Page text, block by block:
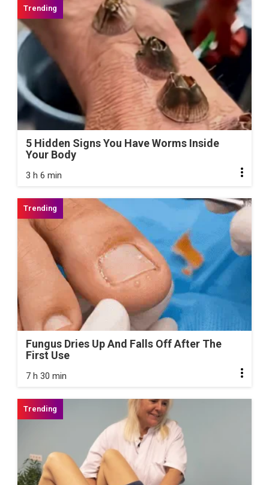
5 Hidden Signs You Have Worms Inside
Your Body
3 h 6 min
Fungus Dries Up And Falls Off After The
First Use
7 h 30 min